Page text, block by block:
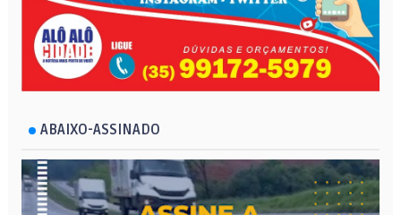
ABAIXO-ASSINADO